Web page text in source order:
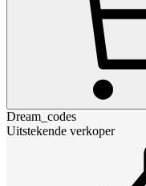
Dream_codes
Uitstekende verkoper